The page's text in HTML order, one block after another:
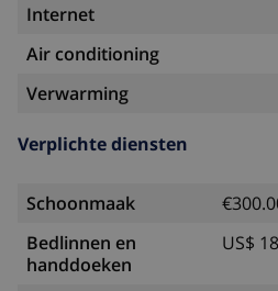
Internet
Air conditioning
Verwarming
Verplichte diensten
Schoonmaak
Bedlinnen en
handdoeken
US$